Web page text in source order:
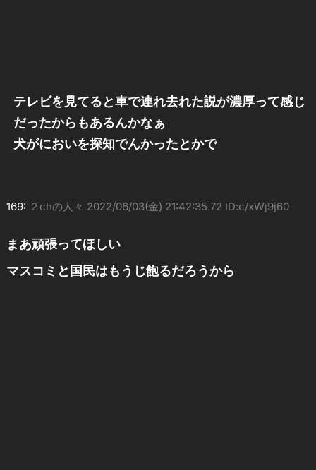
テレビを見てると車で連れ去れた説が濃厚って感じ
だったからもあるんかなぁ
犬がにおいを探知でんかったとかで
169: ２chの人々 2022/06/03(金) 21:42:35.72 ID:c/xWj9j60
まあ頑張ってほしい
マスコミと国民はもうじ飽るだろうから